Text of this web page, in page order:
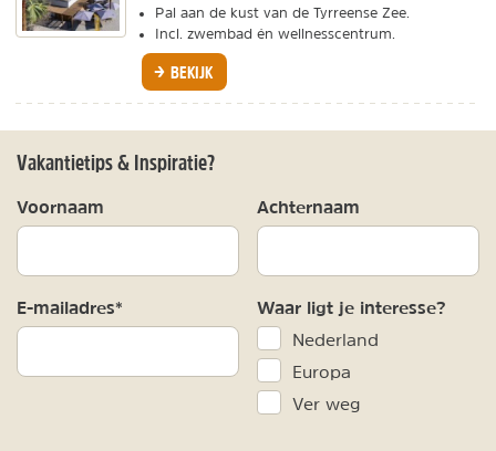
Pal aan de kust van de Tyrreense Zee.
Incl. zwembad én wellnesscentrum.
BEKIJK
Vakantietips & Inspiratie?
Voornaam Achternaam
E-mailadres* Waar ligt je interesse?
Nederland
Europa
Ver weg